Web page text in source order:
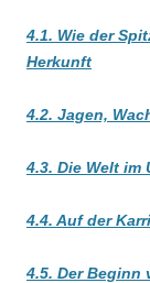
4.1. Wie der
Herkunft
4.2. Jagen,
4.3. Die Welt im
4.4. Auf der
4.5. Der Beginn